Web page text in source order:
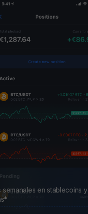
semanales en stablecoins y